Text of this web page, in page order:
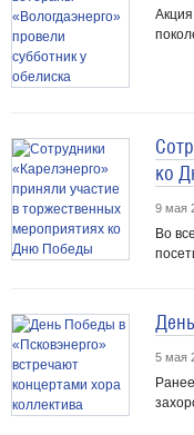
ко
9 мая
Во
5 мая